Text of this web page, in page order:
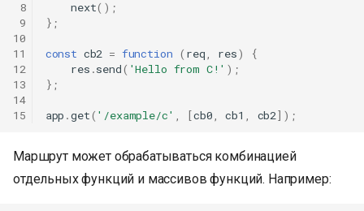
8
9
10
11
12
13
14
15
next();
};
const cb2 = function ( req, res)
{
res .send( 'Hello from C!' );
};
app .get( '/example/c' , [cb0, cb1 , cb2]);
Маршрут может обрабатываться комбинацией
отдельных функций и массивов функций. Например: